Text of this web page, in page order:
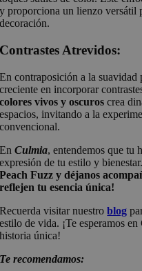
y proporciona un lienzo versátil
decoración.
Contrastes Atrevidos:
En contraposición a la suavidad
creciente en incorporar
colores vivos y oscuros crea
espacios, invitando a la
convencional.
EnCulmia, entendemos que tu
expresión de tu estilo y bienestar.
Peach Fuzz y déjanos
reflejen tu esencia única!
Recuerda visitar nuestroblog
estilo de vida. ¡Te esperamos
historia única!
Te recomendamos: